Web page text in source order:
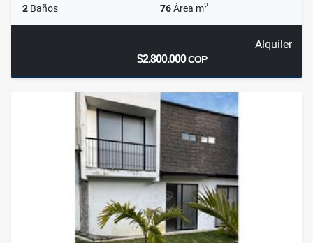
2 Baños 76Área m2
Alquiler
$2.800.000COP